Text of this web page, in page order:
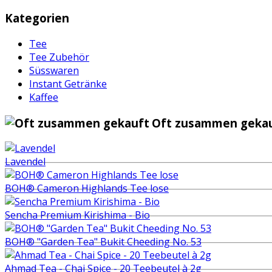
Kategorien
Tee
Tee Zubehör
Süsswaren
Instant Getränke
Kaffee
Oft zusammen
Lavendel
BOH® Cameron Highlands Tee lose
Sencha Premium Kirishima - Bio
BOH® "Garden Tea" Bukit Cheeding No. 53
Ahmad Tea - Chai Spice - 20 Teebeutel à 2g